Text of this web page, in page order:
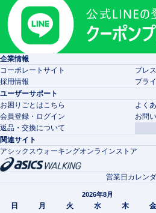
企業情報
コーポレートサイト
プレ
採用情報
プラ
ユーザーサポート
お困りごとはこちら
よく
会員登録・ログイン
お問
返品・交換について
関連サイト
アシックスウォーキングオンラインストア
営業日カレン
2026年8月
日 月 火 水 木 金